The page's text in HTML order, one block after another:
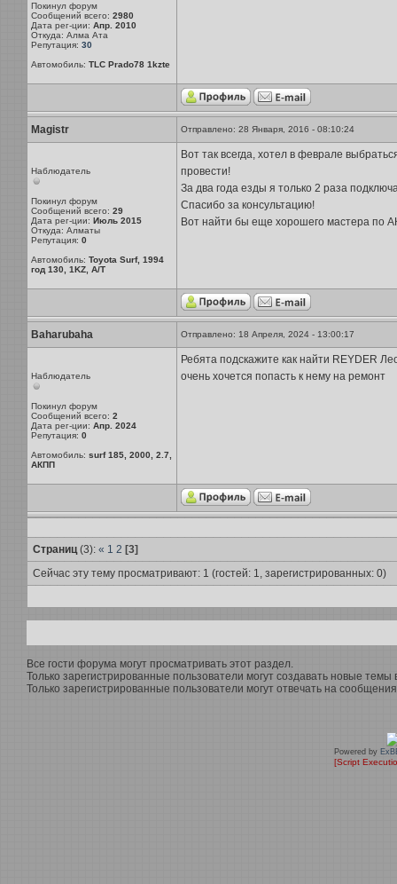
Покинул форум
Сообщений всего: 2980
Дата рег-ции: Апр. 2010
Откуда: Алма Ата
Репутация: 30
Автомобиль: TLC Prado78 1kzte
Magistr Отправлено: 28 Января, 2016 - 08:10:24
Наблюдатель
Покинул форум
Сообщений всего: 29
Дата рег-ции: Июль 2015
Откуда: Алматы
Репутация: 0
Автомобиль: Toyota Surf, 1994
год 130, 1KZ, A/T
Вот так всегда, хотел в феврале
провести!
За два года езды я только 2 раза
Спасибо за консультацию!
Вот найти бы еще хорошего мастера по
Baharubaha Отправлено: 18 Апреля, 2024 - 13:00:17
Наблюдатель
Покинул форум
Сообщений всего: 2
Дата рег-ции: Апр. 2024
Репутация: 0
Автомобиль: surf 185, 2000, 2.7,
АКПП
Ребята подскажите как найти REYDER
очень хочется попасть к нему на ремонт
Страниц(3): « 1 2 [3]
Сейчас эту тему просматривают: 1 (гостей: 1, зарегистрированных: 0)
Все гости форума могут просматривать этот раздел.
Только зарегистрированные пользователи могут создавать новые темы
Только зарегистрированные пользователи могут отвечать на
Powered by
[Script